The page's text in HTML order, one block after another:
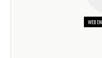
WEB